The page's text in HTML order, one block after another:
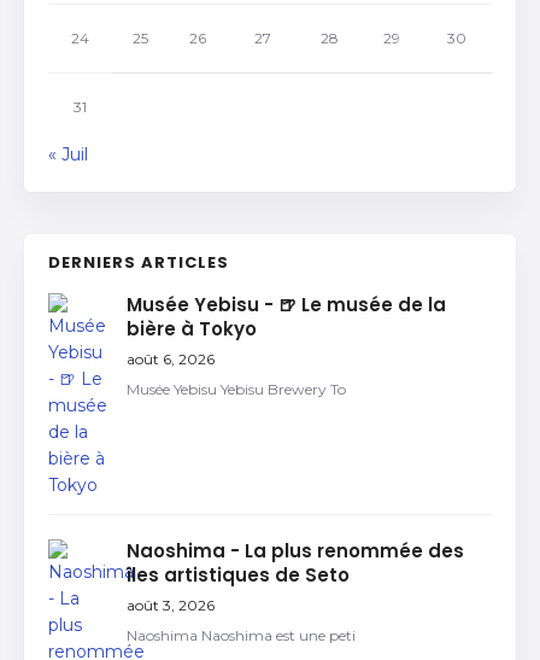
24 25 26 27 28 29 30
31
« Juil
DERNIERS ARTICLES
Musée Yebisu - 🍺 Le musée de la
bière à Tokyo
août 6, 2026
Musée Yebisu Yebisu Brewery To
Naoshima - La plus renommée des
îles artistiques de Seto
août 3, 2026
Naoshima Naoshima est une peti